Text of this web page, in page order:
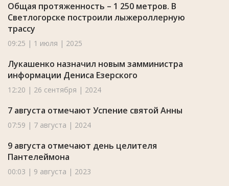
Общая протяженность – 1 250 метров. В
Светлогорске построили лыжероллерную
трассу
09:25 | 1 июля | 2025
Лукашенко назначил новым замминистра
информации Дениса Езерского
12:20 | 26 сентября | 2024
7 августа отмечают Успение святой Анны
07:59 | 7 августа | 2024
9 августа отмечают день целителя
Пантелеймона
00:03 | 9 августа | 2023